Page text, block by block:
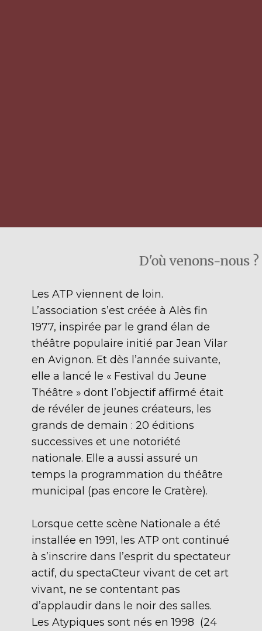
D'où venons-nous ?
Les ATP viennent de loin.
L’association s’est créée à Alès fin
1977, inspirée par le grand élan de
théâtre populaire initié par Jean Vilar
en Avignon. Et dès l’année suivante,
elle a lancé le « Festival du Jeune
Théâtre » dont l’objectif affirmé était
de révéler de jeunes créateurs, les
grands de demain : 20 éditions
successives et une notoriété
nationale. Elle a aussi assuré un
temps la programmation du théâtre
municipal (pas encore le Cratère).
Lorsque cette scène Nationale a été
installée en 1991, les ATP ont continué
à s’inscrire dans l’esprit du spectateur
actif, du spectaCteur vivant de cet art
vivant, ne se contentant pas
d’applaudir dans le noir des salles.
Les Atypiques sont nés en 1998 (24